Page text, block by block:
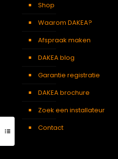
Shop
Waarom DAKEA?
Afspraak maken
DAKEA blog
Garantie registratie
DAKEA brochure
Zoek een installateur
Contact